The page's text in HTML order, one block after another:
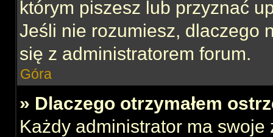
którym piszesz lub przyznać
Jeśli nie rozumiesz, dlaczego
się z administratorem forum.
Góra
» Dlaczego otrzymałem
Każdy administrator ma swoje